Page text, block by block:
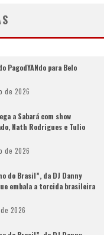
PagodYANdo para Belo
de 2026
a Sabará com show
Nath Rodrigues e Tulio
de 2026
do Brasil”, da DJ Danny
embala a torcida brasileira
2026